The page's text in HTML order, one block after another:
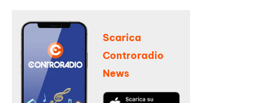
Scarica
Controradio
News